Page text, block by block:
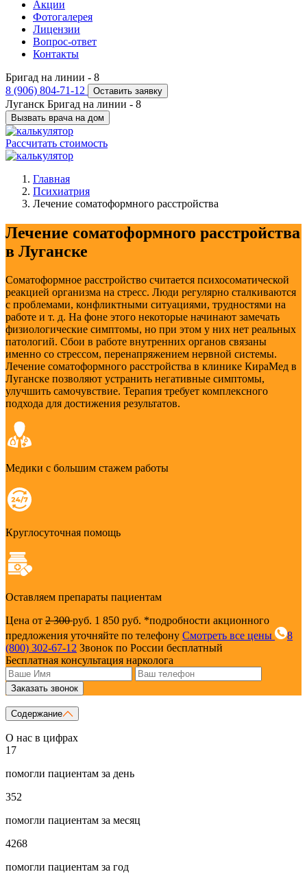
Акции
Фотогалерея
Лицензии
Вопрос-ответ
Контакты
Бригад на линии - 8
8 (906) 804-71-12
Оставить заявку
Луганск Бригад на линии - 8
Вызвать врача на дом
Рассчитать стоимость
Главная
Психиатрия
Лечение соматоформного расстройства
Лечение соматоформного расстройства
в Луганске
Соматоформное расстройство считается психосоматической
реакцией организма на стресс. Люди регулярно сталкиваются
с проблемами, конфликтными ситуациями, трудностями на
работе и т. д. На фоне этого некоторые начинают замечать
физиологические симптомы, но при этом у них нет реальных
патологий. Сбои в работе внутренних органов связаны
именно со стрессом, перенапряжением нервной системы.
Лечение соматоформного расстройства в клинике КираМед в
Луганске позволяют устранить негативные симптомы,
улучшить самочувствие. Терапия требует комплексного
подхода для достижения результатов.
Медики с большим стажем работы
Круглосуточная помощь
Оставляем препараты пациентам
Цена от 2 300руб. 1 850 руб. *подробности акционного
предложения уточняйте по телефону Смотреть все цены
8
(800) 302-67-12 Звонок по России бесплатный
Бесплатная консультация нарколога
Заказать звонок
Содержание
О нас в цифрах
17
помогли пациентам за день
352
помогли пациентам за месяц
4268
помогли пациентам за год